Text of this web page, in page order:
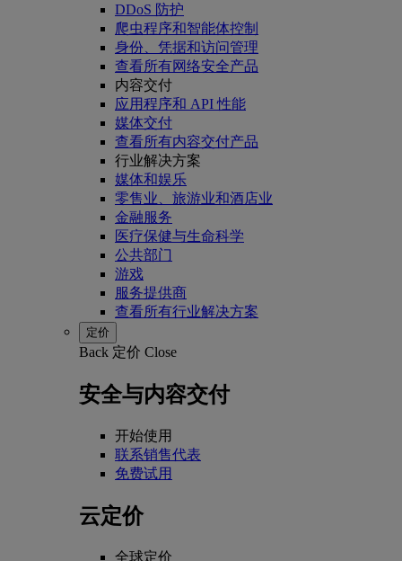
DDoS 防护
爬虫程序和智能体控制
身份、凭据和访问管理
查看所有网络安全产品
内容交付
应用程序和 API 性能
媒体交付
查看所有内容交付产品
行业解决方案
媒体和娱乐
零售业、旅游业和酒店业
金融服务
医疗保健与生命科学
公共部门
游戏
服务提供商
查看所有行业解决方案
定价
Back 定价 Close
安全与内容交付
开始使用
联系销售代表
免费试用
云定价
全球定价